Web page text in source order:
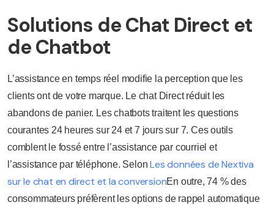
Solutions de Chat Direct et
de Chatbot
L’assistance en temps réel modifie la perception que les
clients ont de votre marque. Le chat Direct réduit les
abandons de panier. Les chatbots traitent les questions
courantes 24 heures sur 24 et 7 jours sur 7. Ces outils
comblent le fossé entre l’assistance par courriel et
l’assistance par téléphone. Selon Les données de Nextiva
sur le chat en direct et la conversionEn outre, 74 % des
consommateurs préfèrent les options de rappel automatique